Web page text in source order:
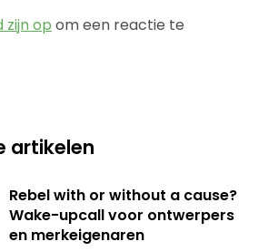
zijn op om een reactie te
artikelen
Rebel with or without a cause?
Wake-upcall voor ontwerpers
en merkeigenaren